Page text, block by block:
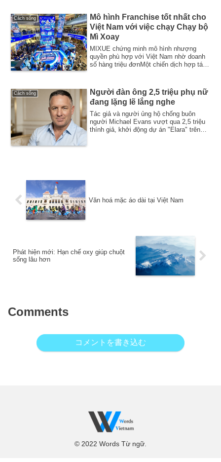
Cách sống
Mô hình Franchise tốt nhất cho
Việt Nam với việc chạy Chạy bộ
Mì Xoay
MIXUE chứng minh mô hình nhượng
quyền phù hợp với Việt Nam nhờ doanh
số hàng triệu đơnMột chiến dịch hợp tác
Cách sống
Người đàn ông 2,5 triệu phụ nữ
đang lặng lẽ lắng nghe
Tác giả và người ủng hộ chống buôn
người Michael Evans vượt qua 2,5 triệu
thính giả, khởi động dự án "Elara" trên
Văn hoá mặc áo dài tại Việt Nam
Phát hiện mới: Hạn chế oxy giúp chuột
sống lâu hơn
Comments
コメントを書き込む
© 2022 Words Từ ngữ.